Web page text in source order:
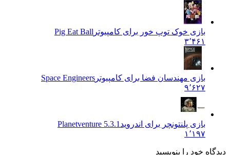
بازی خوک توپ خور برای کامپیوتر Pig Eat Ball
۳٬۴۶۱
بازی مهندسان فضا برای کامپیوتر Space Engineers
۹٬۶۲۷
بازی پلنتونچر برای اندروید Planetventure 5.3.1
۱٬۱۹۷
دیدگاه خود را بنویسید